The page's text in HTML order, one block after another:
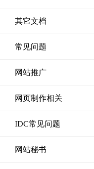
其它文档
常见问题
网站推广
网页制作相关
IDC常见问题
网站秘书